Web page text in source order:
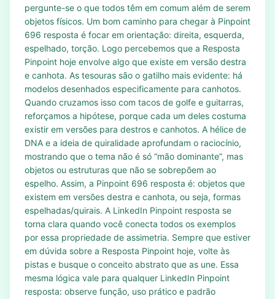
pergunte-se o que todos têm em comum além de serem
objetos físicos. Um bom caminho para chegar à Pinpoint
696 resposta é focar em orientação: direita, esquerda,
espelhado, torção. Logo percebemos que a Resposta
Pinpoint hoje envolve algo que existe em versão destra
e canhota. As tesouras são o gatilho mais evidente: há
modelos desenhados especificamente para canhotos.
Quando cruzamos isso com tacos de golfe e guitarras,
reforçamos a hipótese, porque cada um deles costuma
existir em versões para destros e canhotos. A hélice de
DNA e a ideia de quiralidade aprofundam o raciocínio,
mostrando que o tema não é só “mão dominante”, mas
objetos ou estruturas que não se sobrepõem ao
espelho. Assim, a Pinpoint 696 resposta é: objetos que
existem em versões destra e canhota, ou seja, formas
espelhadas/quirais. A LinkedIn Pinpoint resposta se
torna clara quando você conecta todos os exemplos
por essa propriedade de assimetria. Sempre que estiver
em dúvida sobre a Resposta Pinpoint hoje, volte às
pistas e busque o conceito abstrato que as une. Essa
mesma lógica vale para qualquer LinkedIn Pinpoint
resposta: observe função, uso prático e padrão